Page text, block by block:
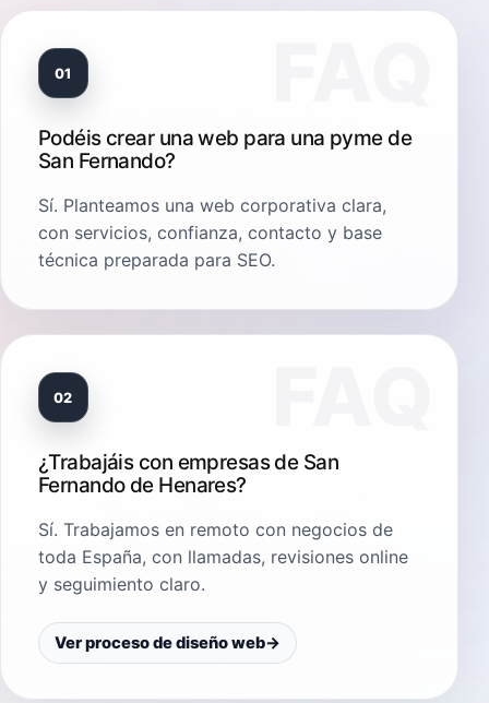
01
Podéis crear una web para una pyme de
San Fernando?
Sí. Planteamos una web corporativa clara,
con servicios, confianza, contacto y base
técnica preparada para SEO.
02
¿Trabajáis con empresas de San
Fernando de Henares?
Sí. Trabajamos en remoto con negocios de
toda España, con llamadas, revisiones online
y seguimiento claro.
Ver proceso de diseño web→